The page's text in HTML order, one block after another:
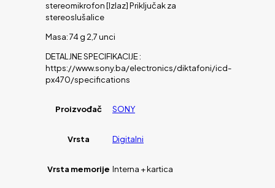
stereomikrofon [Izlaz] Priključak za
stereoslušalice
Masa: 74 g 2,7 unci
DETALJNE SPECIFIKACIJE :
https://www.sony.ba/electronics/diktafoni/icd-
px470/specifications
Proizvođač SONY
Vrsta Digitalni
Vrsta memorije Interna + kartica